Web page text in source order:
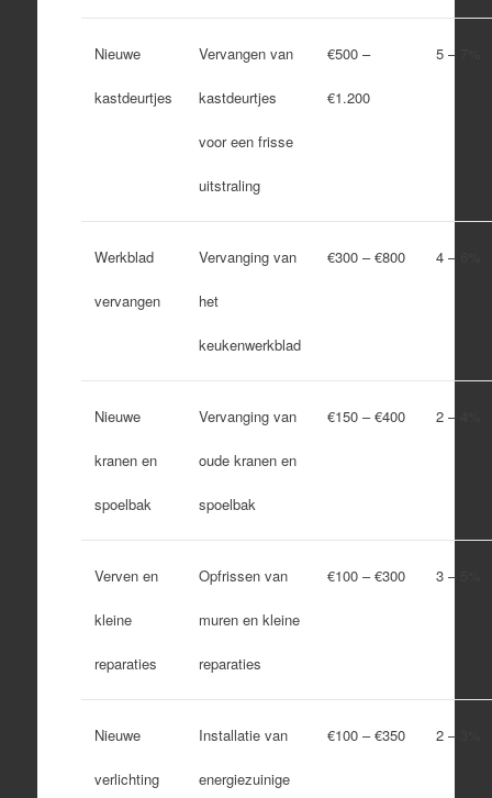
Nieuwe
kastdeurtjes
Vervangen van
kastdeurtjes
voor een frisse
uitstraling
€500 –
€1.200
5 – 7%
Werkblad
vervangen
Vervanging van
het
keukenwerkblad
€300 – €800 4 – 6%
Nieuwe
kranen en
spoelbak
Vervanging van
oude kranen en
spoelbak
€150 – €400 2 – 4%
Verven en
kleine
reparaties
Opfrissen van
muren en kleine
reparaties
€100 – €300 3 – 5%
Nieuwe
verlichting
Installatie van
energiezuinige
€100 – €350 2 – 3%